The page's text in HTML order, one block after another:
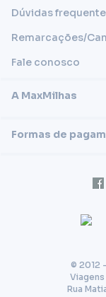
A MaxMilhas
Termos e
Dúvidas
Remarcações/
Fale conosco
Formas de
© 2012
Rua